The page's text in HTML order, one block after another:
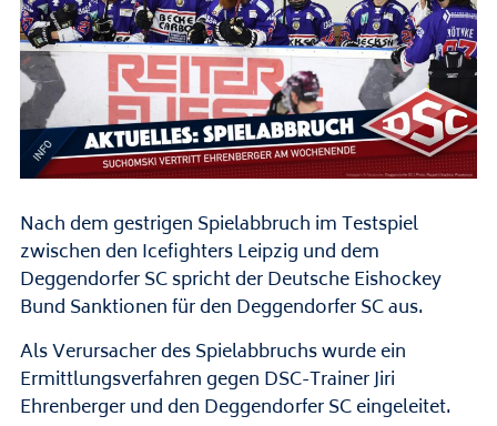
Nach dem gestrigen Spielabbruch im Testspiel
zwischen den Icefighters Leipzig und dem
Deggendorfer SC spricht der Deutsche Eishockey
Bund Sanktionen für den Deggendorfer SC aus.
Als Verursacher des Spielabbruchs wurde ein
Ermittlungsverfahren gegen DSC-Trainer Jiri
Ehrenberger und den Deggendorfer SC eingeleitet.